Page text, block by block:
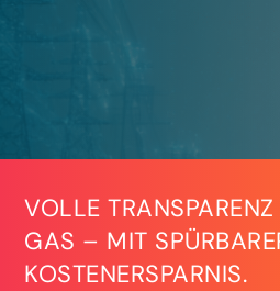
VOLLE
GAS – MIT
KOSTENERSPARNIS.